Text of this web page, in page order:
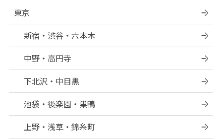
東京
新宿・渋谷・六本木
中野・高円寺
下北沢・中目黒
池袋・後楽園・巣鴨
上野・浅草・錦糸町